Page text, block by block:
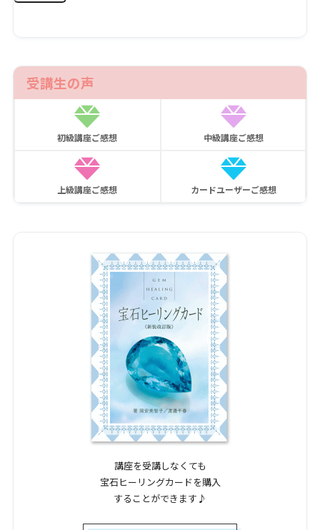
受講生の声
初級講座ご感想 中級講座ご感想
上級講座ご感想 カードユーザーご感想
講座を受講しなくても
宝石ヒーリングカードを購入
することができます♪